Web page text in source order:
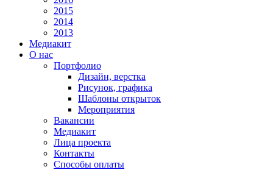
2015
2014
2013
Медиакит
О нас
Портфолио
Дизайн, верстка
Рисунок, графика
Шаблоны открыток
Мероприятия
Вакансии
Медиакит
Лица проекта
Контакты
Способы оплаты